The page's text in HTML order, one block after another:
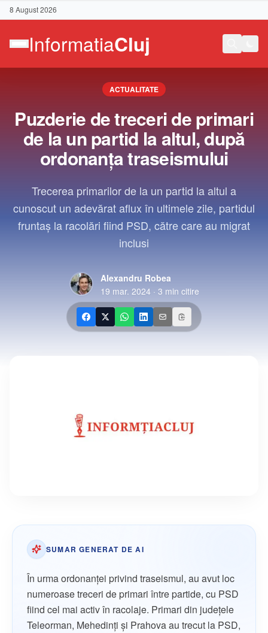
8 August 2026
ACTUALITATE
Puzderie de treceri de primari
de la un partid la altul, după
ordonanța traseismului
Trecerea primarilor de la un partid la altul a
cunoscut un adevărat aflux în ultimele zile, partidul
fruntaș la racolări fiind PSD, către care au migrat
inclusi
Alexandru Robea
19 mar. 2024· 3 min citire
SUMAR GENERAT DE AI
În urma ordonanței privind traseismul, au avut loc
numeroase treceri de primari între partide, cu PSD
fiind cel mai activ în racolaje. Primari din județele
Teleorman, Mehedinți și Prahova au trecut la PSD,